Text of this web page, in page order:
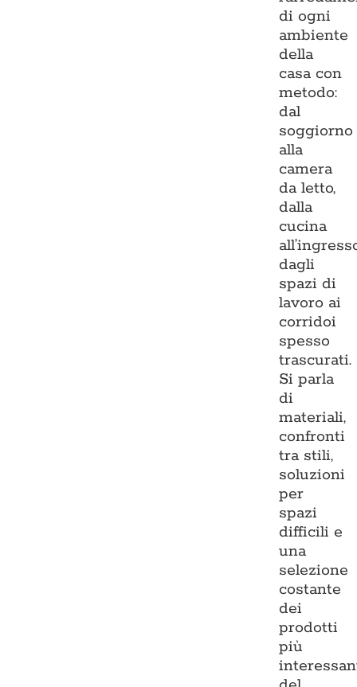
di ogni
ambiente
della
casa con
metodo:
dal
soggiorno
alla
camera
da letto,
dalla
cucina
dagli
spazi di
lavoro ai
corridoi
spesso
trascurati.
Si parla
di
materiali,
confronti
tra stili,
soluzioni
per
spazi
difficili e
una
selezione
costante
dei
prodotti
più